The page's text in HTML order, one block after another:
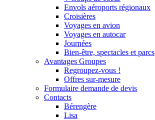
Envols aéroports régionaux
Croisières
Voyages en avion
Voyages en autocar
Journées
Bien-être, spectacles et parcs
Avantages Groupes
Regroupez-vous !
Offres sur-mesure
Formulaire demande de devis
Contacts
Bérengère
Lisa